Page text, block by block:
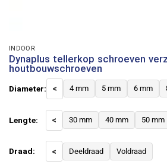
INDOOR
Dynaplus tellerkop schroeven
houtbouwschroeven
Diameter: < 4 mm 5 mm 6 mm
Lengte: < 30 mm 40 mm 50 mm
Draad: < Deeldraad Voldraad